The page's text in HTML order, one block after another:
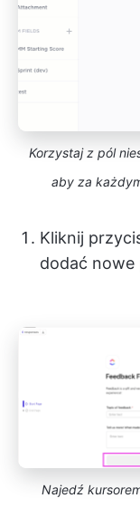
Korzystaj z pól
aby za
Kliknij
dodać nowe
Najedź